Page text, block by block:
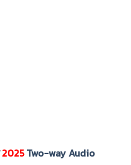
2025 Two-way Audio